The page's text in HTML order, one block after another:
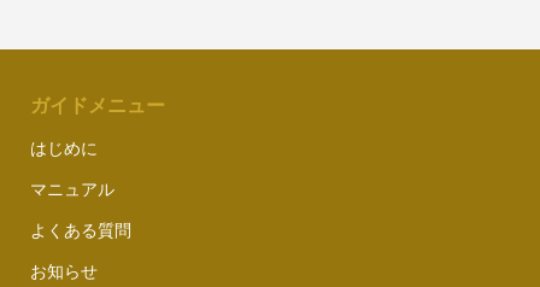
ガイドメニュー
はじめに
マニュアル
よくある質問
お知らせ